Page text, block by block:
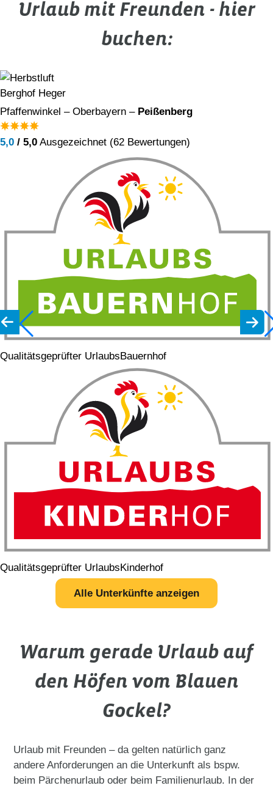
Urlaub mit Freunden - hier
buchen:
Berghof Heger
Pfaffenwinkel – Oberbayern – Peißenberg
5,0 / 5,0 Ausgezeichnet (62 Bewertungen)
Qualitätsgeprüfter UrlaubsBauernhof
Qualitätsgeprüfter UrlaubsKinderhof
Alle Unterkünfte anzeigen
Warum gerade Urlaub auf
den Höfen vom Blauen
Gockel?
Urlaub mit Freunden – da gelten natürlich ganz
andere Anforderungen an die Unterkunft als bspw.
beim Pärchenurlaub oder beim Familienurlaub. In der